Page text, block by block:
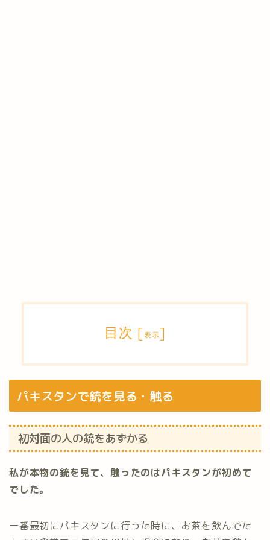
目次 [表示]
パキスタンで銃を見る・触る
初対面の人の銃をあずかる
私が本物の銃を見て、触ったのはパキスタンが初めて
でした。
一番最初にパキスタンに行った時に、お茶を飲んでた